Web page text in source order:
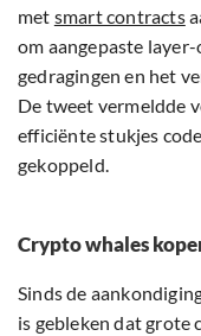
met smart contracts
om aangepaste
gedragingen en het
De tweet vermeldde
efficiënte stukjes
gekoppeld.
Crypto whales
Sinds de
is gebleken dat grote